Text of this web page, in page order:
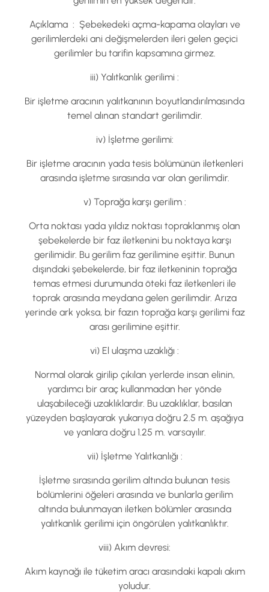
Açıklama : Şebekedeki açma-kapama olayları ve
gerilimlerdeki ani değişmelerden ileri gelen geçici
gerilimler bu tarifin kapsamına girmez.
iii) Yalıtkanlık gerilimi :
Bir işletme aracının yalıtkanının boyutlandırılmasında
temel alınan standart gerilimdir.
iv) İşletme gerilimi:
Bir işletme aracının yada tesis bölümünün iletkenleri
arasında işletme sırasında var olan gerilimdir.
v) Toprağa karşı gerilim :
Orta noktası yada yıldız noktası topraklanmış olan
şebekelerde bir faz iletkenini bu noktaya karşı
gerilimidir. Bu gerilim faz gerilimine eşittir. Bunun
dışındaki şebekelerde, bir faz iletkeninin toprağa
temas etmesi durumunda öteki faz iletkenleri ile
toprak arasında meydana gelen gerilimdir. Arıza
yerinde ark yoksa, bir fazın toprağa karşı gerilimi faz
arası gerilimine eşittir.
vi) El ulaşma uzaklığı :
Normal olarak girilip çıkılan yerlerde insan elinin,
yardımcı bir araç kullanmadan her yönde
ulaşabileceği uzaklıklardır. Bu uzaklıklar, basılan
yüzeyden başlayarak yukarıya doğru 2.5 m. aşağıya
ve yanlara doğru 1.25 m. varsayılır.
vii) İşletme Yalıtkanlığı :
İşletme sırasında gerilim altında bulunan tesis
bölümlerini öğeleri arasında ve bunlarla gerilim
altında bulunmayan iletken bölümler arasında
yalıtkanlık gerilimi için öngörülen yalıtkanlıktır.
viii) Akım devresi:
Akım kaynağı ile tüketim aracı arasındaki kapalı akım
yoludur.